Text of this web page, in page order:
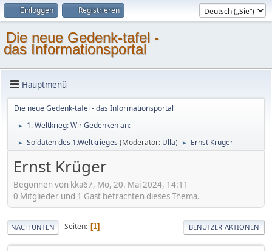
Einloggen Registrieren
Die neue Gedenk-tafel -
das Informationsportal
Hauptmenü
Die neue Gedenk-tafel - das Informationsportal
► 1. Weltkrieg: Wir Gedenken an:
► Soldaten des 1.Weltkrieges (Moderator: Ulla) ► Ernst Krüger
Ernst Krüger
Begonnen von kka67, Mo, 20. Mai 2024, 14:11
0 Mitglieder und 1 Gast betrachten dieses Thema.
NACH UNTEN Seiten 1 BENUTZER-AKTIONEN